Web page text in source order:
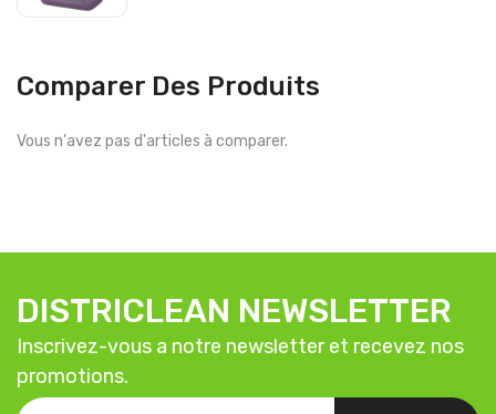
Comparer Des Produits
Vous n'avez pas d'articles à comparer.
DISTRICLEAN NEWSLETTER
Inscrivez-vous a notre newsletter et recevez nos
promotions.